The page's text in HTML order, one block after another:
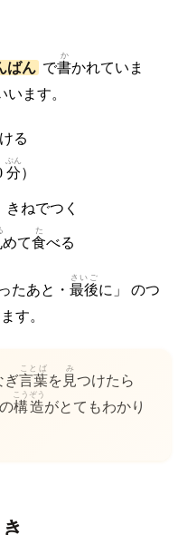
ばん で書
か
かれていま
います。
る
分
ぶん
）
きねでつく
めて食
た
べる
たあと・ 最後
さいご
に」 のつ
す。
ぎ言葉
ことば
を 見
み
つけたら
の構造
こうぞう
がとてもわかり